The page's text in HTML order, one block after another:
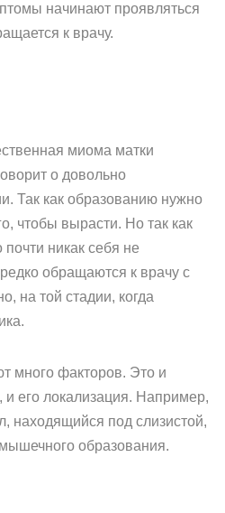
начинают проявляться
к врачу.
миома матки
о довольно
Так как образованию нужно
чтобы вырасти. Но так как
никак себя не
обращаются к врачу с
на той стадии, когда
много факторов. Это и
и его локализация. Например,
находящийся под слизистой,
образования.